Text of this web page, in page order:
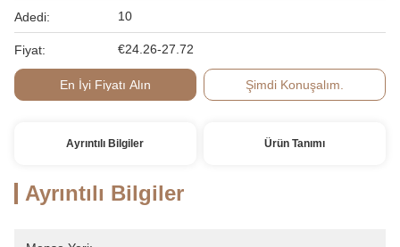
Adedi: 10
Fiyat: €24.26-27.72
En İyi Fiyatı Alın Şimdi Konuşalım.
Ayrıntılı Bilgiler Ürün Tanımı
Ayrıntılı Bilgiler